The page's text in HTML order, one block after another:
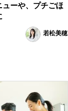
ーや、プチごほ
若松美穂